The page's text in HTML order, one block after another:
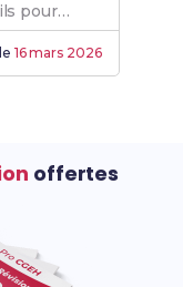
pour
16 mars 2026
offertes